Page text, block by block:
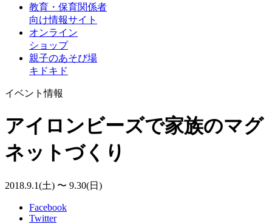
教育・保育関係者
向け情報サイト
オンライン
ショップ
親子のあそび場
キドキド
イベント情報
アイロンビーズで家族のマグ
ネットづくり
2018.9.1(土) 〜 9.30(日)
Facebook
Twitter